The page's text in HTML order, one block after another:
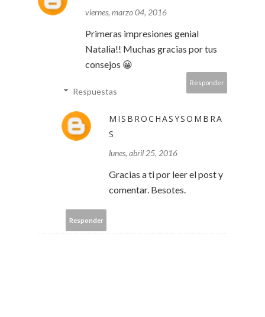
viernes, marzo 04, 2016
Primeras impresiones genial
Natalia!! Muchas gracias por tus
consejos 😀
Responder
Respuestas
MISBROCHASYSOMBRA
S
lunes, abril 25, 2016
Gracias a ti por leer el post y
comentar. Besotes.
Responder